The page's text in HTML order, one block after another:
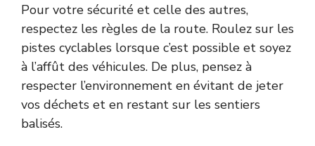
Pour votre sécurité et celle des autres,
respectez les règles de la route. Roulez sur les
pistes cyclables lorsque c’est possible et soyez
à l’affût des véhicules. De plus, pensez à
respecter l’environnement en évitant de jeter
vos déchets et en restant sur les sentiers
balisés.